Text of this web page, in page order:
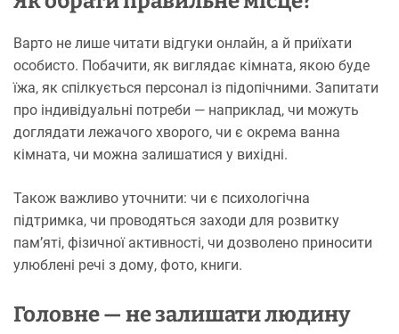
Варто не лише читати відгуки онлайн, а й приїхати
особисто. Побачити, як виглядає кімната, якою буде
їжа, як спілкується персонал із підопічними. Запитати
про індивідуальні потреби — наприклад, чи можуть
доглядати лежачого хворого, чи є окрема ванна
кімната, чи можна залишатися у вихідні.
Також важливо уточнити: чи є психологічна
підтримка, чи проводяться заходи для розвитку
пам’яті, фізичної активності, чи дозволено приносити
улюблені речі з дому, фото, книги.
Головне — не залишати людину